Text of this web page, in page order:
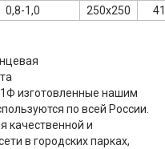
0,8-1,0 250х250
41
изготовленные нашим
по всей России.
качественной и
в городских парках,